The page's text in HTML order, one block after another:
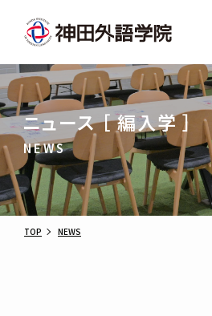
ニュース ［ 編入学 ］
NEWS
TOP NEWS